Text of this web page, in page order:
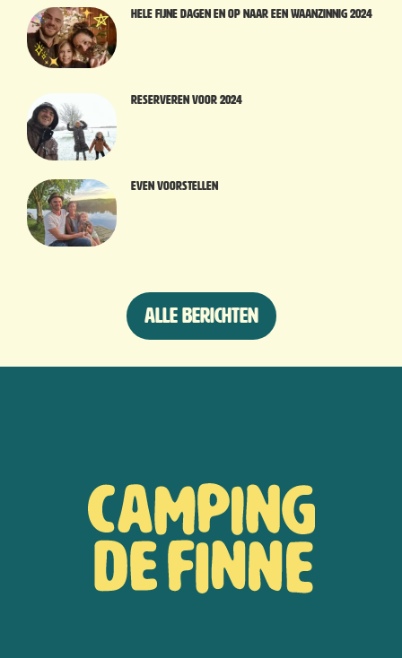
Hele fijne dagen en op naar een waanzinnig 2024
Reserveren voor 2024
Even voorstellen
Alle berichten